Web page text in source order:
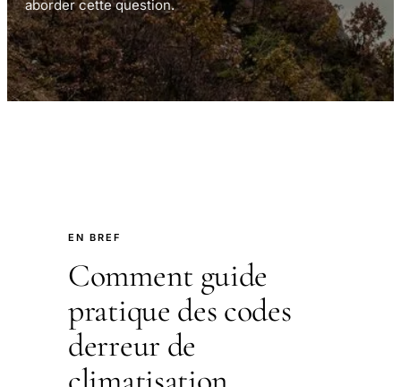
aborder cette question.
EN BREF
Comment guide
pratique des codes
derreur de